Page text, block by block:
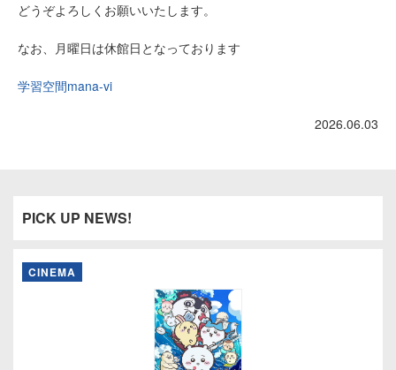
どうぞよろしくお願いいたします。
なお、月曜日は休館日となっております
学習空間mana-vi
2026.06.03
PICK UP NEWS!
CINEMA